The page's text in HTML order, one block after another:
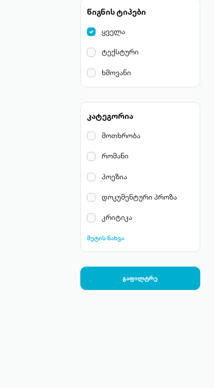
წიგნის ტიპები
ყველა
ტექსტური
ხმოვანი
კატეგორია
მოთხრობა
რომანი
პოეზია
დოკუმენტური პროზა
კრიტიკა
მეტის ნახვა
გაფილტრე